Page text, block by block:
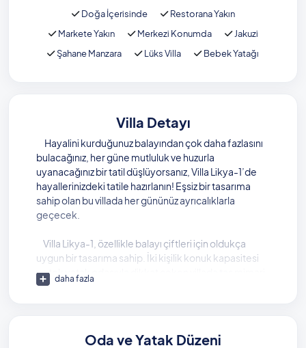
Doğa İçerisinde
Restorana Yakın
Markete Yakın
Merkezi Konumda
Jakuzi
Şahane Manzara
Lüks Villa Bebek Yatağı
Villa Detayı
Hayalini kurduğunuz balayından çok daha fazlasını
bulacağınız, her güne mutluluk ve huzurla
uyanacağınız bir tatil düşlüyorsanız, Villa Likya-1’de
hayallerinizdeki tatile hazırlanın! Eşsiz bir tasarıma
sahip olan bu villada her gününüz ayrıcalıklarla
geçecek.
Villa Likya-1, özellikle balayı çiftleri için oldukça
uygun bir tasarıma sahip. İki kişilik konuk kapasitesi
ve tek yatak odasıyla dikkat çeken villada taş mimari
tercih ediliyor. Villanın tek yatak odasında, çift kişilik
Bu kusursuz villada tatil yaparken, havuz başında
daha fazla
Oda ve Yatak Düzeni